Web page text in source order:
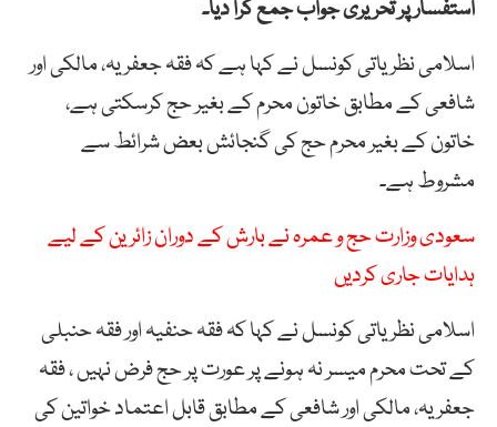
استفسار پر تحریری جواب جمع کرا دیا۔
اسلامی نظریاتی کونسل نے کہا ہے کہ فقہ جعفریہ، مالکی اور
شافعی کے مطابق خاتون محرم کے بغیر حج کرسکتی ہے،
خاتون کے بغیر محرم حج کی گنجائش بعض شرائط سے
مشروط ہے۔
سعودی وزارت حج و عمرہ نے بارش کے دوران زائرین کے لیے
ہدایات جاری کردیں
اسلامی نظریاتی کونسل نے کہا کہ فقہ حنفیہ اور فقہ حنبلی
کے تحت محرم میسر نہ ہونے پر عورت پر حج فرض نہیں ، فقہ
جعفریہ، مالکی اور شافعی کے مطابق قابل اعتماد خواتین کی